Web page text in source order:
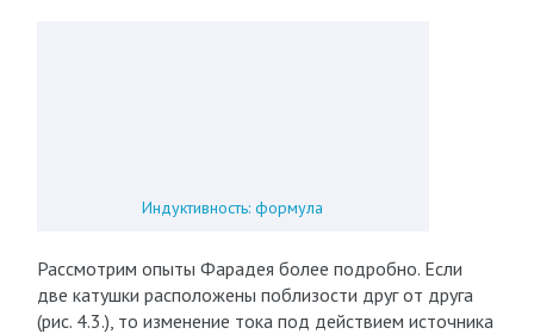
Индуктивность: формула
Рассмотрим опыты Фарадея более подробно. Если
две катушки расположены поблизости друг от друга
(рис. 4.3.), то изменение тока под действием источника